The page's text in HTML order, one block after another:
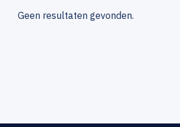
Geen resultaten gevonden.